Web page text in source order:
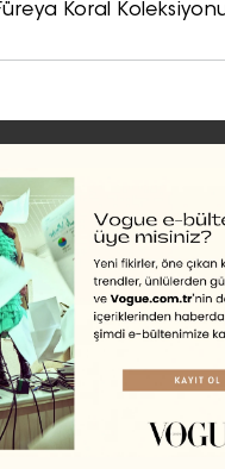
Koral
EDİSYON